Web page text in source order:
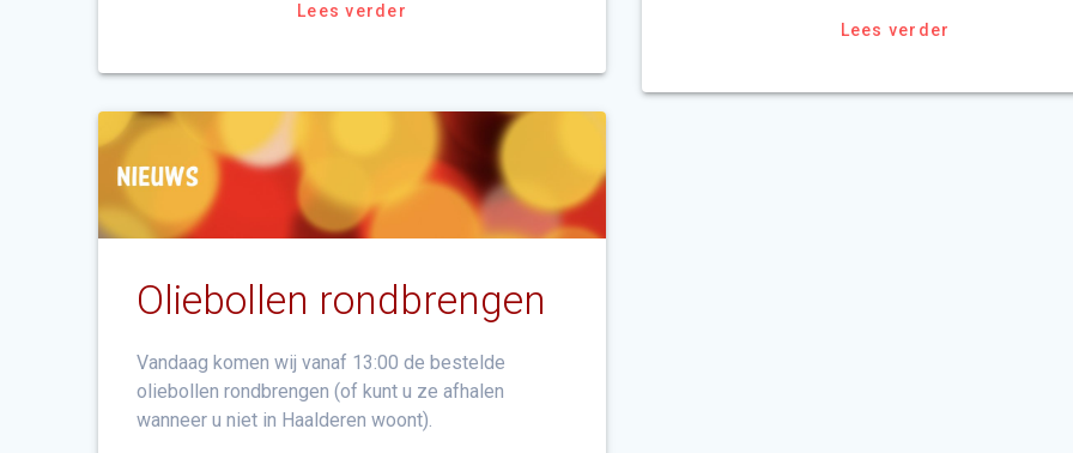
Lees verder
Lees verder
Oliebollen rondbrengen
Vandaag komen wij vanaf 13:00 de bestelde
oliebollen rondbrengen (of kunt u ze afhalen
wanneer u niet in Haalderen woont).